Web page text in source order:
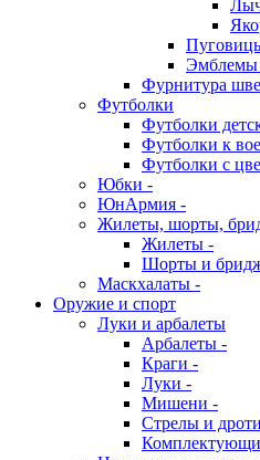
Эмблемы
Фурнитура
Футболки
Футболки
Футболки к
Футболки с
Юбки -
ЮнАрмия -
Жилеты, шорты,
Жилеты -
Шорты и
Маскхалаты -
Оружие и спорт
Луки и арбалеты
Арбалеты -
Краги -
Луки -
Мишени -
Стрелы и